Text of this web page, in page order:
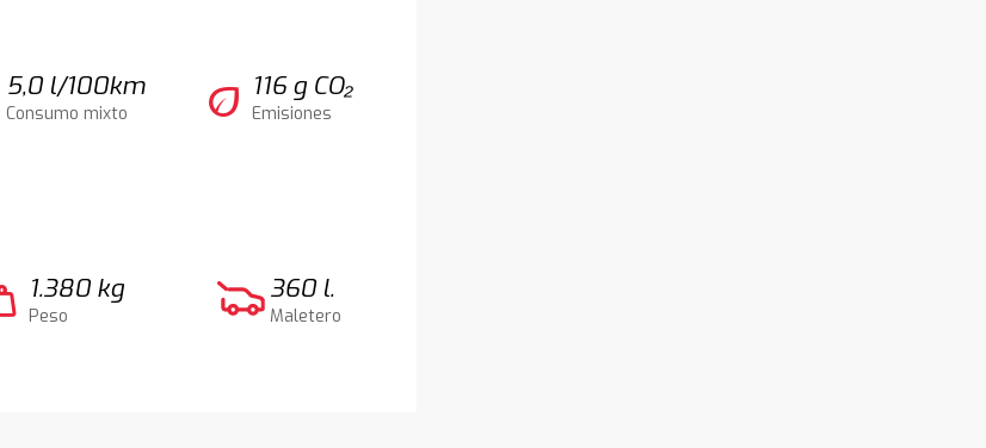
5,0 l/100km
Consumo mixto eco 116 g CO₂
Emisiones
1.380 kg
Peso
360 l.
Maletero